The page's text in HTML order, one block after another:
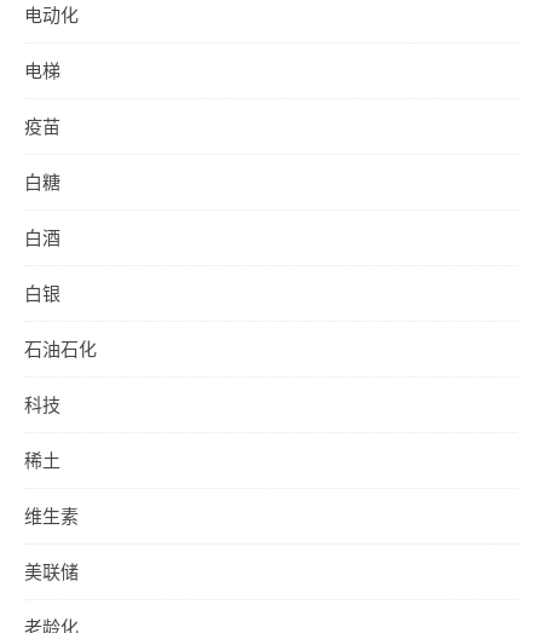
电动化
电梯
疫苗
白糖
白酒
白银
石油石化
科技
稀土
维生素
美联储
老龄化